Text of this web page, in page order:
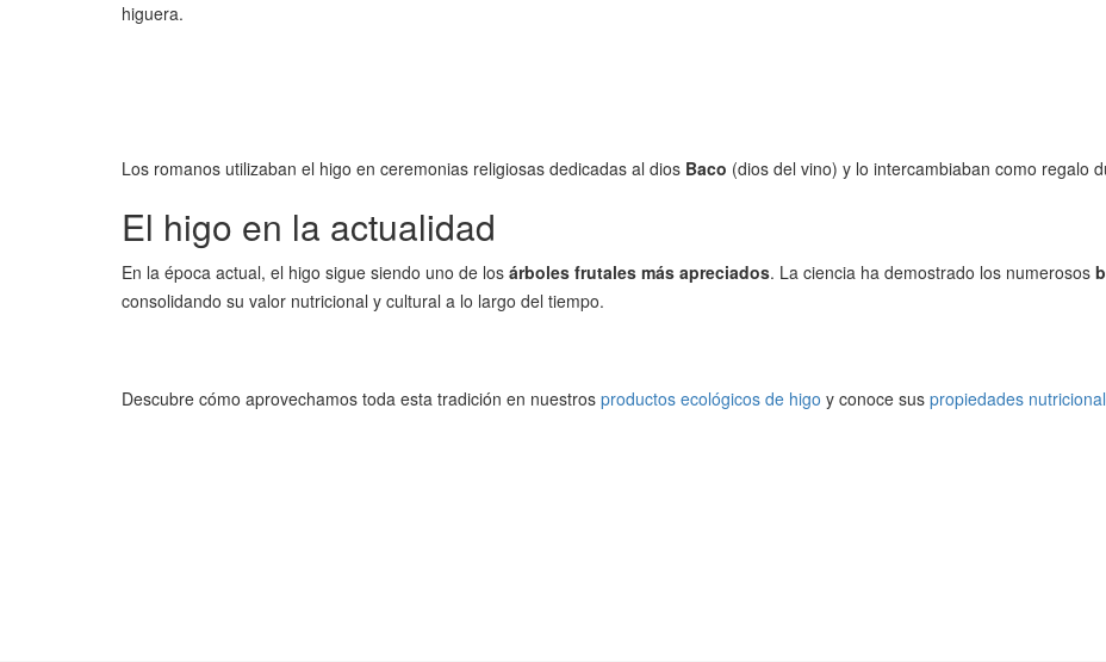
higuera.
Los romanos utilizaban el higo en ceremonias religiosas dedicadas al dios Baco (dios del vino) y lo intercambiaban como regalo
El higo en la actualidad
En la época actual, el higo sigue siendo uno de los árboles frutales más apreciados. La ciencia ha demostrado los numerosos
consolidando su valor nutricional y cultural a lo largo del tiempo.
Descubre cómo aprovechamos toda esta tradición en nuestros productos ecológicos de higo y conoce sus propiedades